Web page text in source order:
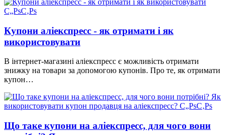
Купони аліекспресс - як отримати і як
використовувати
В інтернет-магазині аліекспресс є можливість отримати
знижку на товари за допомогою купонів. Про те, як отримати
купон…
Що таке купони на аліекспресс, для чого вони